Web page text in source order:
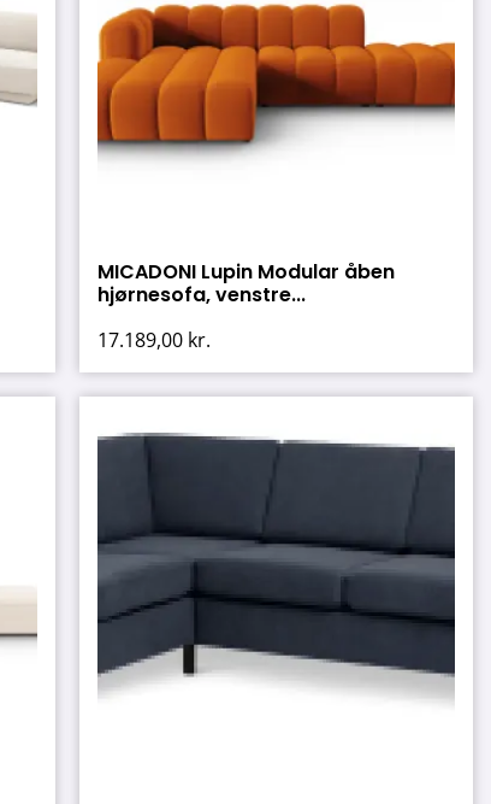
MICADONI Lupin Modular åben
hjørnesofa, venstre...
17.189,00 kr.